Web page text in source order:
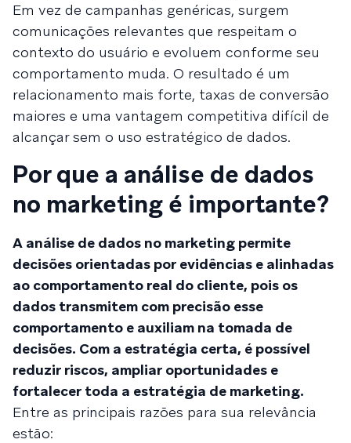
Em vez de campanhas genéricas, surgem
comunicações relevantes que respeitam o
contexto do usuário e evoluem conforme seu
comportamento muda. O resultado é um
relacionamento mais forte, taxas de conversão
maiores e uma vantagem competitiva difícil de
alcançar sem o uso estratégico de dados.
Por que a análise de dados
no marketing é importante?
A análise de dados no marketing permite
decisões orientadas por evidências e alinhadas
ao comportamento real do cliente, pois os
dados transmitem com precisão esse
comportamento e auxiliam na tomada de
decisões. Com a estratégia certa, é possível
reduzir riscos, ampliar oportunidades e
fortalecer toda a estratégia de marketing.
Entre as principais razões para sua relevância
estão: